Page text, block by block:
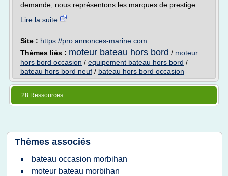
demande, nous représentons les marques de prestige...
Lire la suite
Site : https://pro.annonces-marine.com
Thèmes liés : moteur bateau hors bord / moteur
hors bord occasion / equipement bateau hors bord /
bateau hors bord neuf / bateau hors bord occasion
28 Ressources
Thèmes associés
bateau occasion morbihan
moteur bateau morbihan